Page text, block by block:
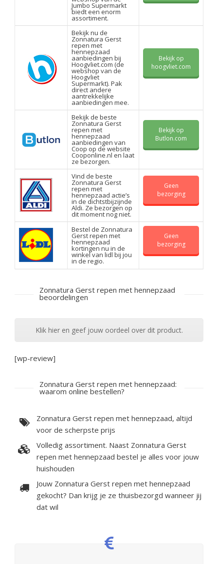
Jumbo Supermarkt
biedt een enorm
assortiment.
Bekijk nu de
Zonnatura Gerst
repen met
hennepzaad
aanbiedingen bij
Hoogvliet.com (de
webshop van de
Hoogvliet
Supermarkt). Pak
direct andere
aantrekkelijke
aanbiedingen mee.
Bekijk op
hoogvliet.com
Bekijk de beste
Zonnatura Gerst
repen met
hennepzaad
aanbiedingen van
Coop op de website
Cooponline.nl en laat
ze bezorgen.
Bekijk op
Butlon.com
Vind de beste
Zonnatura Gerst
repen met
hennepzaad actie’s
in de dichtstbijzijnde
Aldi. Ze bezorgen op
dit moment nog niet.
Geen
bezorging
Bestel de Zonnatura
Gerst repen met
hennepzaad
kortingen nu in de
winkel van lidl bij jou
in de regio.
Geen
bezorging
Zonnatura Gerst repen met hennepzaad
beoordelingen
Klik hier en geef jouw oordeel over dit product.
[wp-review]
Zonnatura Gerst repen met hennepzaad:
waarom online bestellen?
Zonnatura Gerst repen met hennepzaad, altijd
voor de scherpste prijs
Volledig assortiment. Naast Zonnatura Gerst
repen met hennepzaad bestel je alles voor jouw
huishouden
Jouw Zonnatura Gerst repen met hennepzaad
gekocht? Dan krijg je ze thuisbezorgd wanneer jij
dat wil